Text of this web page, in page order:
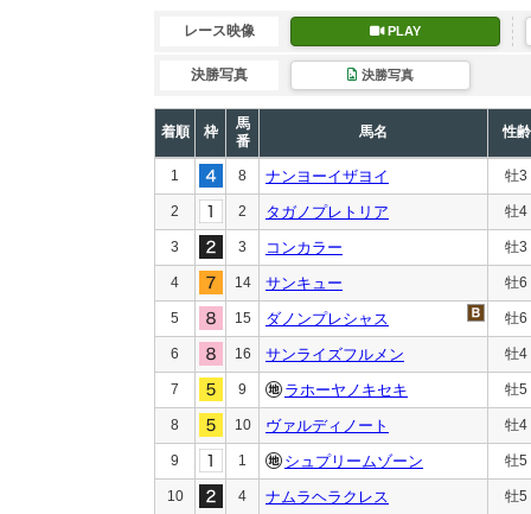
レース映像 PLAY
決勝写真 決勝写真
着順 枠
馬
番
馬名 性齢
1 8 ナンヨーイザヨイ 牡3
2 2 タガノプレトリア 牡4
3 3 コンカラー 牡3
4 14 サンキュー 牡6
5 15 ダノンプレシャス 牡6
6 16 サンライズフルメン 牡4
7 9 ラホーヤノキセキ 牡5
8 10 ヴァルディノート 牡4
9 1 シュプリームゾーン 牡5
10 4 ナムラヘラクレス 牡5